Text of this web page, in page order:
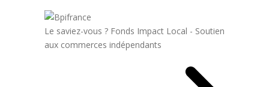
Le saviez-vous ? Fonds Impact Local - Soutien
aux commerces indépendants